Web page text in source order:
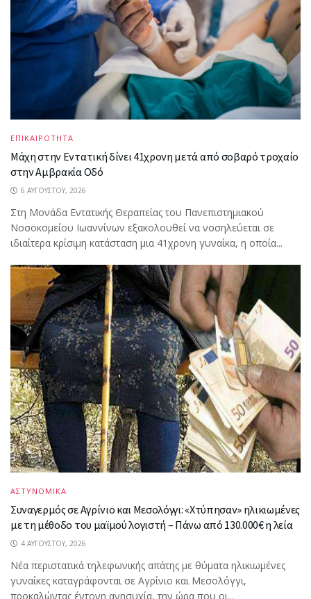
ΕΠΙΚΑΙΡΟΤΗΤΑ
Μάχη στην Εντατική δίνει 41χρονη μετά από σοβαρό τροχαίο
στην Αμβρακία Οδό
6 ΑΥΓΟΎΣΤΟΥ, 2026
Στη Μονάδα Εντατικής Θεραπείας του Πανεπιστημιακού
Νοσοκομείου Ιωαννίνων εξακολουθεί να νοσηλεύεται σε
ιδιαίτερα κρίσιμη κατάσταση μια 41χρονη γυναίκα, η οποία...
ΑΣΤΥΝΟΜΙΚΑ
Συναγερμός σε Αγρίνιο και Μεσολόγγι: «Χτύπησαν» ηλικιωμένες
με τη μέθοδο του μαϊμού λογιστή – Πάνω από 130.000€ η λεία
4 ΑΥΓΟΎΣΤΟΥ, 2026
Νέα περιστατικά τηλεφωνικής απάτης με θύματα ηλικιωμένες
γυναίκες καταγράφονται σε Αγρίνιο και Μεσολόγγι,
προκαλώντας έντονη ανησυχία, την ώρα που οι...